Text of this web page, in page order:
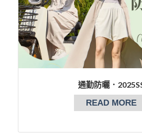
通勤防曬．
READ MORE